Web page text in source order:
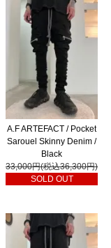
A.F ARTEFACT / Pocket
Sarouel Skinny Denim /
Black
33,000円(税込36,300円)
SOLD OUT